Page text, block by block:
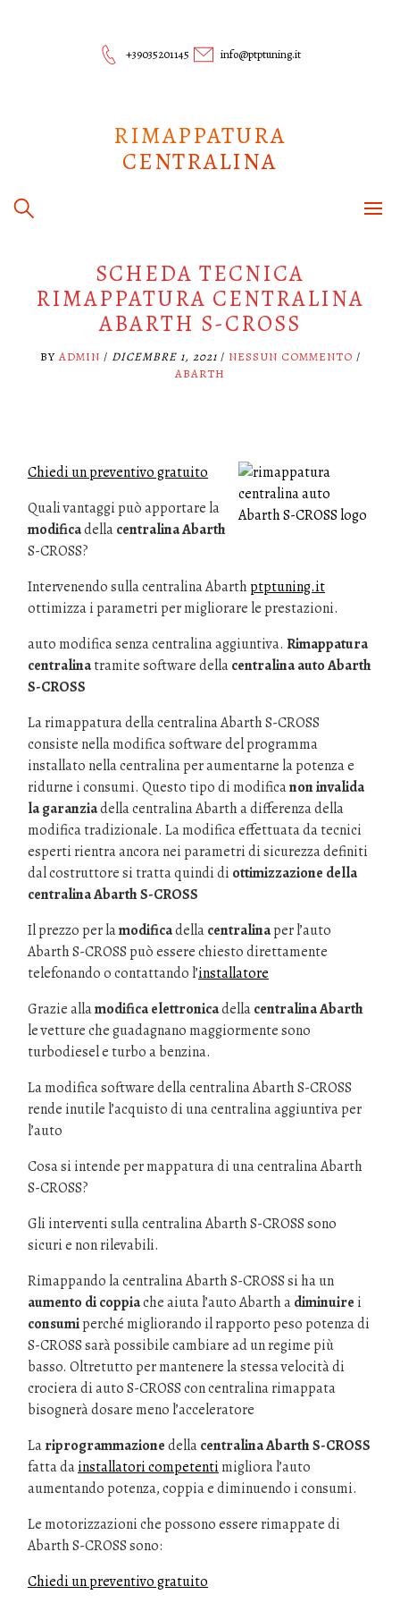
+39035201145 info@ptptuning.it
RIMAPPATURA
CENTRALINA
SCHEDA TECNICA
RIMAPPATURA CENTRALINA
ABARTH S-CROSS
BY ADMIN / DICEMBRE 1, 2021/ NESSUN COMMENTO /
ABARTH
Chiedi un preventivo gratuito
Quali vantaggi può apportare la
modificadellacentralina Abarth
S-CROSS?
Intervenendo sulla centralina Abarthptptuning.it
ottimizza i parametri per migliorare le prestazioni.
auto modifica senza centralina aggiuntiva. Rimappatura
centralinatramite software dellacentralina auto Abarth
S-CROSS
La rimappatura della centralina Abarth S-CROSS
consiste nella modifica software del programma
installato nella centralina per aumentarne la potenza e
ridurne i consumi. Questo tipo di modificanon invalida
la garanziadella centralina Abarth a differenza della
modifica tradizionale. La modifica effettuata da tecnici
esperti rientra ancora nei parametri di sicurezza definiti
dal costruttore si tratta quindi di ottimizzazione della
centralina Abarth S-CROSS
Il prezzo per lamodificadellacentralinaper l’auto
Abarth S-CROSS può essere chiesto direttamente
telefonando o contattando l’installatore
Grazie allamodifica elettronicadellacentralina Abarth
le vetture che guadagnano maggiormente sono
turbodiesel e turbo a benzina.
La modifica software della centralina Abarth S-CROSS
rende inutile l’acquisto di una centralina aggiuntiva per
l’auto
Cosa si intende per mappatura di una centralina Abarth
S-CROSS?
Gli interventi sulla centralina Abarth S-CROSS sono
sicuri e non rilevabili.
Rimappando la centralina Abarth S-CROSS si ha un
aumento di coppiache aiuta l’auto Abarth adiminuire i
consumiperché migliorando il rapporto peso potenza di
S-CROSS sarà possibile cambiare ad un regime più
basso. Oltretutto per mantenere la stessa velocità di
crociera di auto S-CROSS con centralina rimappata
bisognerà dosare meno l’acceleratore
Lariprogrammazionedellacentralina Abarth S-CROSS
fatta dainstallatori competenti migliora l’auto
aumentando potenza, coppia e diminuendo i consumi.
Le motorizzazioni che possono essere rimappate di
Abarth S-CROSS sono:
Chiedi un preventivo gratuito